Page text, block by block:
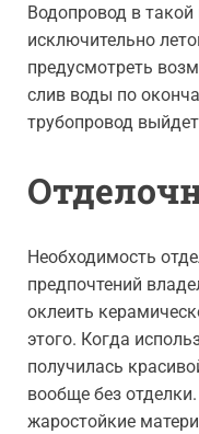
Водопровод в такой
исключительно
предусмотреть
слив воды по
трубопровод
Необходимость
предпочтений
оклеить
этого. Когда
получилась
вообще без
жаростойкие